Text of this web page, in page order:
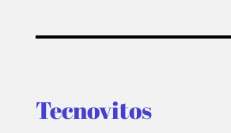
Tecnovitos